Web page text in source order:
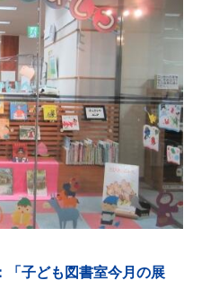
「子ども図書室今月の展